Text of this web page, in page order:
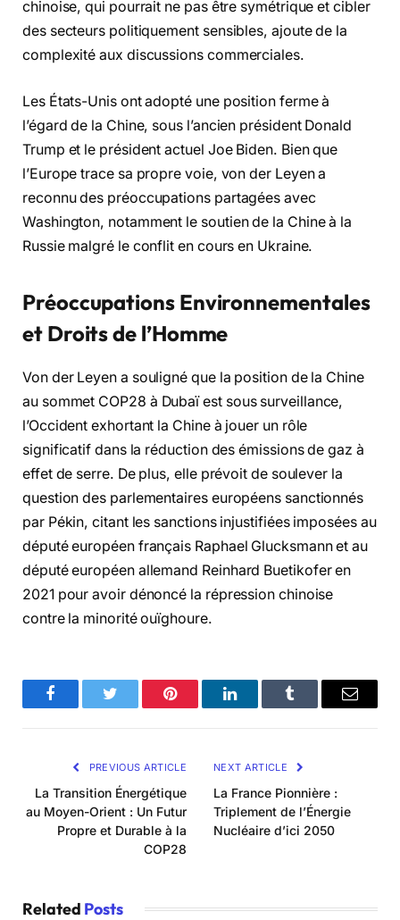
chinoise, qui pourrait ne pas être symétrique et cibler
des secteurs politiquement sensibles, ajoute de la
complexité aux discussions commerciales.
Les États-Unis ont adopté une position ferme à
l’égard de la Chine, sous l’ancien président Donald
Trump et le président actuel Joe Biden. Bien que
l’Europe trace sa propre voie, von der Leyen a
reconnu des préoccupations partagées avec
Washington, notamment le soutien de la Chine à la
Russie malgré le conflit en cours en Ukraine.
Préoccupations Environnementales
et Droits de l’Homme
Von der Leyen a souligné que la position de la Chine
au sommet COP28 à Dubaï est sous surveillance,
l’Occident exhortant la Chine à jouer un rôle
significatif dans la réduction des émissions de gaz à
effet de serre. De plus, elle prévoit de soulever la
question des parlementaires européens sanctionnés
par Pékin, citant les sanctions injustifiées imposées au
député européen français Raphael Glucksmann et au
député européen allemand Reinhard Buetikofer en
2021 pour avoir dénoncé la répression chinoise
contre la minorité ouïghoure.
FacebookTwitter Pinterest LinkedInTumblr Email
PREVIOUS ARTICLE
La Transition Énergétique
au Moyen-Orient : Un Futur
Propre et Durable à la
COP28
NEXT ARTICLE
La France Pionnière :
Triplement de l’Énergie
Nucléaire d’ici 2050
Related Posts